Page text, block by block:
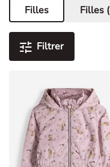
Filles
Page actuelleFilles
Filtrer